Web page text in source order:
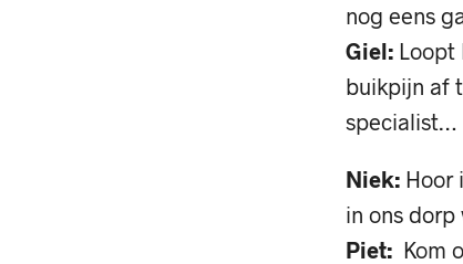
nog eens
Giel: Loopt
buikpijn af
specialist…
Niek: Hoor
in ons
Piet: Kom